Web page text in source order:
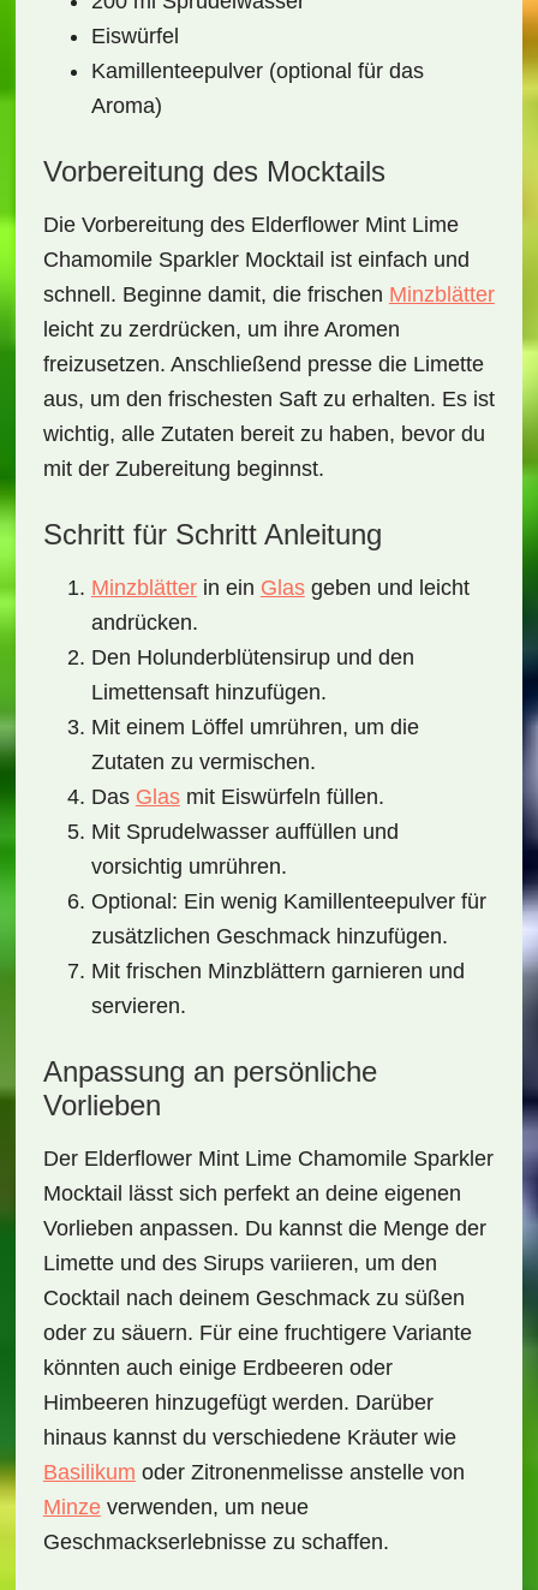
Eiswürfel
Kamillenteepulver (optional für das
Aroma)
Vorbereitung des Mocktails
Die Vorbereitung des Elderflower Mint Lime
Chamomile Sparkler Mocktail ist einfach und
schnell. Beginne damit, die frischen Minzblätter
leicht zu zerdrücken, um ihre Aromen
freizusetzen. Anschließend presse die Limette
aus, um den frischesten Saftzu erhalten. Es ist
wichtig, alle Zutaten bereit zu haben, bevor du
mit der Zubereitung beginnst.
Schritt für Schritt Anleitung
Minzblätterin ein Glasgeben und leicht
andrücken.
Den Holunderblütensirup und den
Limettensaft hinzufügen.
Mit einem Löffel umrühren, um die
Zutaten zu vermischen.
Das Glasmit Eiswürfeln füllen.
Mit Sprudelwasser auffüllen und
vorsichtig umrühren.
Optional: Ein wenig Kamillenteepulver für
zusätzlichen Geschmack hinzufügen.
Mit frischen Minzblättern garnieren und
servieren.
Anpassung an persönliche
Vorlieben
Der Elderflower Mint Lime Chamomile Sparkler
Mocktail
lässt sich perfekt an deine eigenen
Vorlieben anpassen. Du kannst die Menge der
Limette und des Sirups variieren, um den
Cocktail nach deinem Geschmack zu süßen
oder zu säuern. Für eine fruchtigere Variante
könnten auch einige Erdbeeren oder
Himbeeren hinzugefügt werden. Darüber
hinaus kannst du verschiedene Kräuter wie
Basilikum oder Zitronenmelisse anstelle von
Minzeverwenden, um neue
Geschmackserlebnisse zu schaffen.